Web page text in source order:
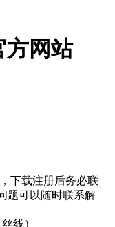
下载注册后务必联
题可以随时联系解
线）